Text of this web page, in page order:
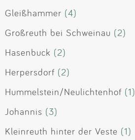
Gleißhammer (4)
Großreuth bei Schweinau (2)
Hasenbuck (2)
Herpersdorf (2)
Hummelstein/Neulichtenhof (1)
Johannis (3)
Kleinreuth hinter der Veste (1)